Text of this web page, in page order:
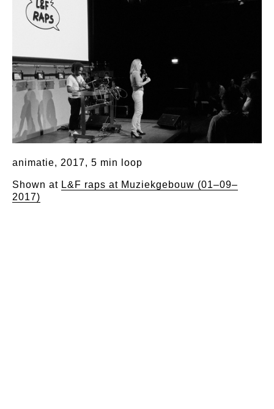
animatie, 2017, 5 min loop
Shown at L&F raps at Muziekgebouw (01–09–
2017)